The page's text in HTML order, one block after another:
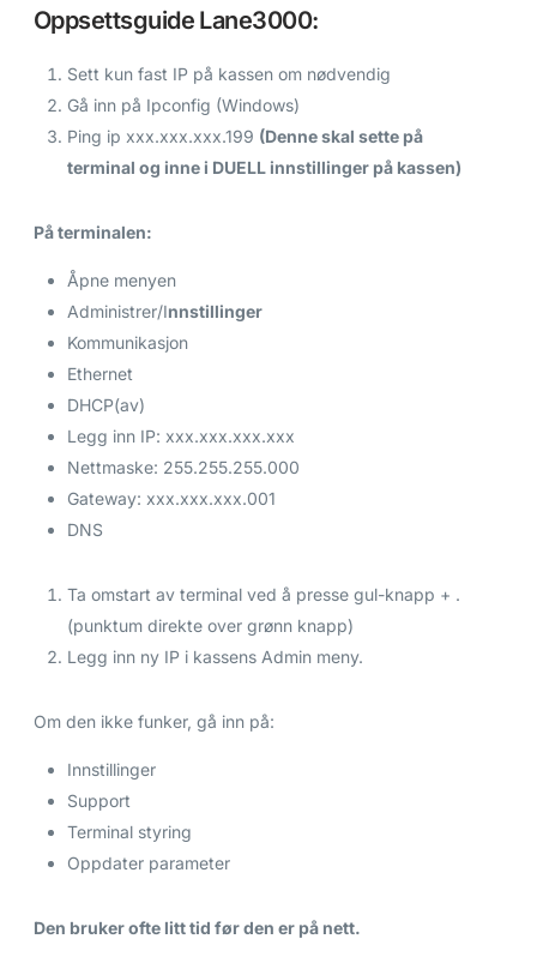
Oppsettsguide Lane3000:
Sett kun fast IP på kassen om nødvendig
Gå inn på Ipconfig (Windows)
Ping ip xxx.xxx.xxx.199 (Denne skal sette på
terminal og inne i DUELL innstillinger på kassen)
På terminalen:
Åpne menyen
Administrer/Innstillinger
Kommunikasjon
Ethernet
DHCP(av)
Legg inn IP: xxx.xxx.xxx.xxx
Nettmaske: 255.255.255.000
Gateway: xxx.xxx.xxx.001
DNS
Ta omstart av terminal ved å presse gul-knapp + .
(punktum direkte over grønn knapp)
Legg inn ny IP i kassens Admin meny.
Om den ikke funker, gå inn på:
Innstillinger
Support
Terminal styring
Oppdater parameter
Den bruker ofte litt tid før den er på nett.